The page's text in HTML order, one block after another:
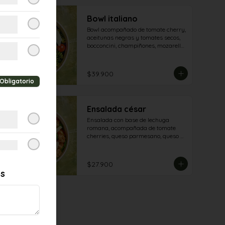
Bowl italiano
Bowl acompañado de tomate cherry,
aceitunas negras y tomates secos,
bocconcini, champiñones, mozarella
$39.900
Ensalada césar
Ensalada con base de lechuga
romana, acompañada de tomate
cherries, queso parmesano, queso
$27.900
Obligatorio